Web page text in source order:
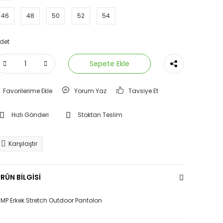
46 48 50 52 54
Sepete Ekle
Yorum Yaz Tavsiye Et
Hızlı Gönderi Stoktan Teslim
Karşılaştır
BİLGİSİ
Erkek Stretch Outdoor Pantolon